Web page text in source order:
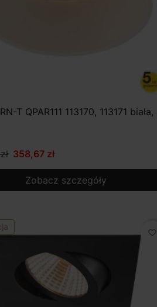
T QPAR111 113170, 113171 biała,
358,67 zł
Zobacz szczegóły
favorite_border